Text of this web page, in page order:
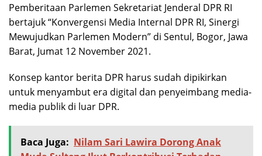
Pemberitaan Parlemen Sekretariat Jenderal DPR RI
bertajuk “Konvergensi Media Internal DPR RI, Sinergi
Mewujudkan Parlemen Modern” di Sentul, Bogor, Jawa
Barat, Jumat 12 November 2021.
Konsep kantor berita DPR harus sudah dipikirkan
untuk menyambut era digital dan penyeimbang media-
media publik di luar DPR.
Baca Juga: Nilam Sari Lawira Dorong Anak